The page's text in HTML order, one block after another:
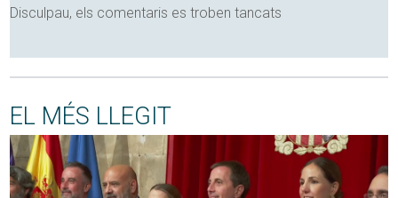
Disculpau, els comentaris es troben tancats
EL MÉS LLEGIT